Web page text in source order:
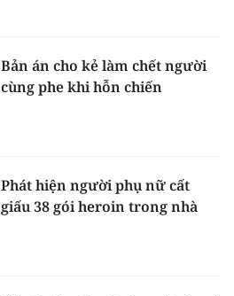
Bản án cho kẻ làm chết người
cùng phe khi hỗn chiến
Phát hiện người phụ nữ cất
giấu 38 gói heroin trong nhà